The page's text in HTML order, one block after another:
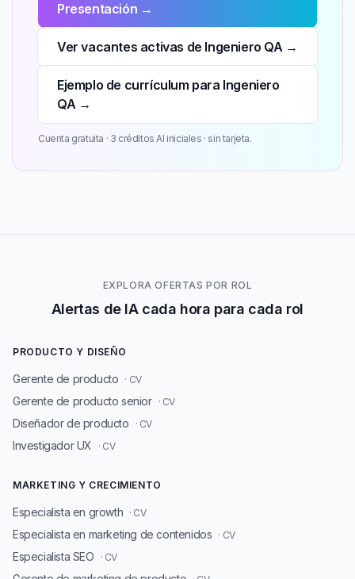
Presentación →
Ver vacantes activas de Ingeniero QA →
Ejemplo de currículum para Ingeniero
QA →
Cuenta gratuita · 3 créditos AI iniciales · sin tarjeta.
EXPLORA OFERTAS POR ROL
Alertas de IA cada hora para cada rol
PRODUCTO Y DISEÑO
Gerente de producto · CV
Gerente de producto senior · CV
Diseñador de producto · CV
Investigador UX · CV
MARKETING Y CRECIMIENTO
Especialista en growth · CV
Especialista en marketing de contenidos · CV
Especialista SEO · CV